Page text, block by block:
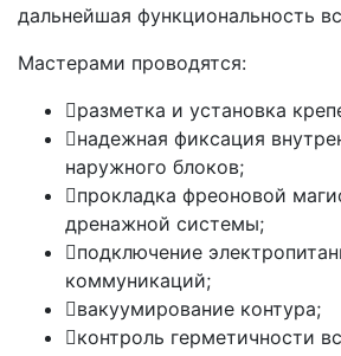
дальнейшая функциональность
Мастерами проводятся:
разметка и установка
надежная фиксация
наружного блоков;
прокладка фреоновой
дренажной системы;
подключение
коммуникаций;
вакуумирование контура;
контроль герметичности